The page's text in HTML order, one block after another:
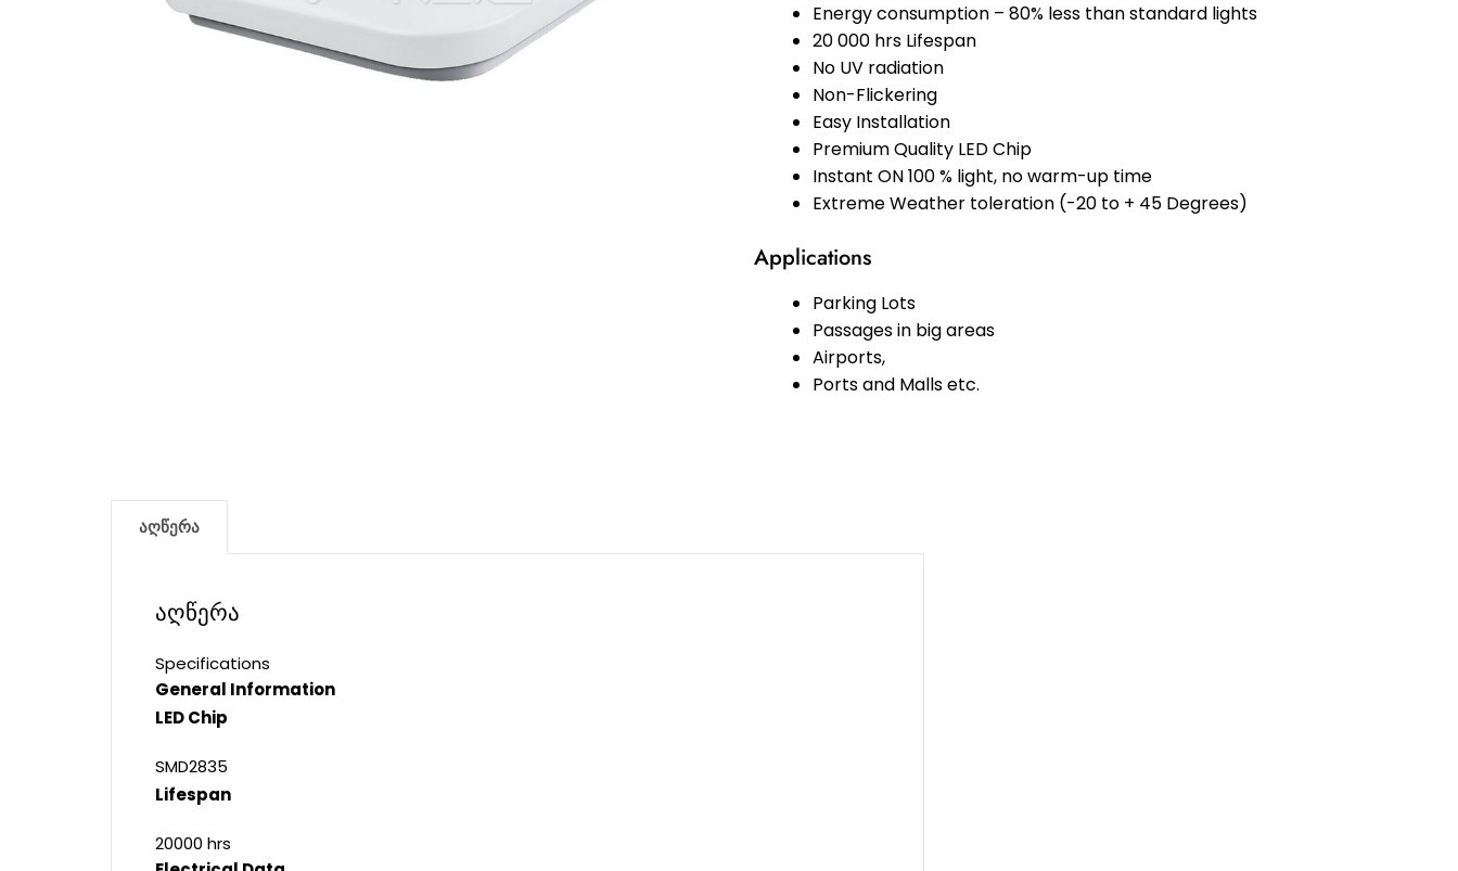
Energy consumption – 80% less than standard lights
20 000 hrs Lifespan
No UV radiation
Non-Flickering
Easy Installation
Premium Quality LED Chip
Instant ON 100 % light, no warm-up time
Extreme Weather toleration (-20 to + 45 Degrees)
Applications
Parking Lots
Passages in big areas
Airports,
Ports and Malls etc.
აღწერა
აღწერა
Specifications
General Information
LED Chip
SMD2835
Lifespan
20000 hrs